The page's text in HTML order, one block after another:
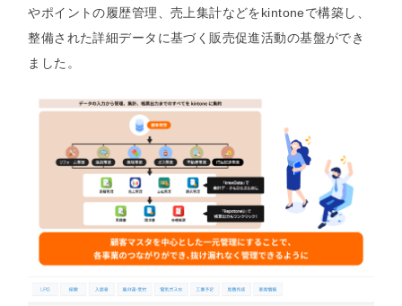
やポイントの履歴管理、売上集計などをkintoneで構築し、
整備された詳細データに基づく販売促進活動の基盤ができ
ました。